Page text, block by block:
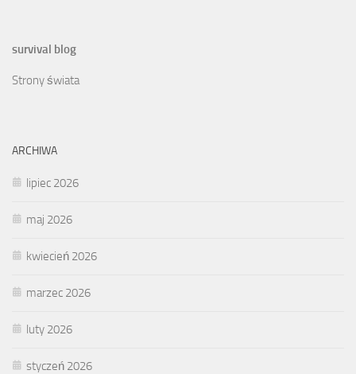
survival blog
Strony świata
ARCHIWA
lipiec 2026
maj 2026
kwiecień 2026
marzec 2026
luty 2026
styczeń 2026